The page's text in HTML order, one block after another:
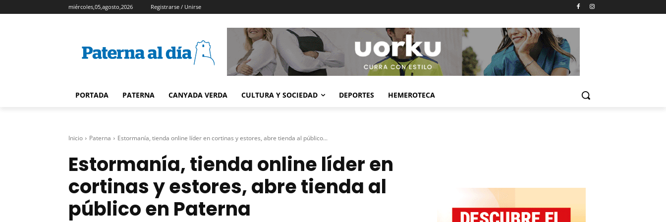
miércoles,05,agosto,2026 Registrarse / Unirse
PORTADA PATERNA CANYADA VERDA CULTURA Y SOCIEDAD DEPORTES HEMEROTECA
Inicio Paterna Estormanía, tienda online líder en cortinas y estores, abre tienda al público...
Estormanía, tienda online líder en
cortinas y estores, abre tienda al
público en Paterna